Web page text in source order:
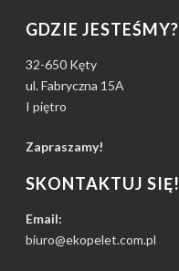
GDZIE JESTEŚMY?
32-650 Kęty
ul. Fabryczna 15A
I piętro
Zapraszamy!
SKONTAKTUJ SIĘ!
Email:
biuro@ekopelet.com.pl